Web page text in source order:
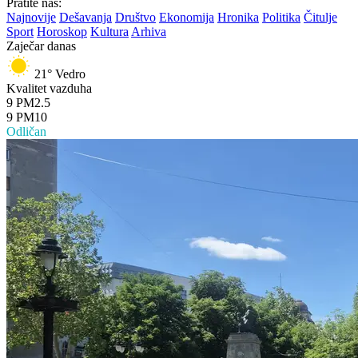
Pratite nas:
Najnovije Dešavanja Društvo Ekonomija Hronika Politika Čitulje
Sport Horoskop Kultura Arhiva
Zaječar danas
21° Vedro
Kvalitet vazduha
9 PM2.5
9 PM10
Odličan